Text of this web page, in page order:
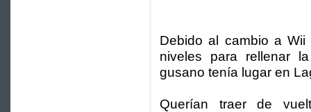
Debido al cambio a
niveles para rellenar
gusano tenía lugar en
Querían traer de